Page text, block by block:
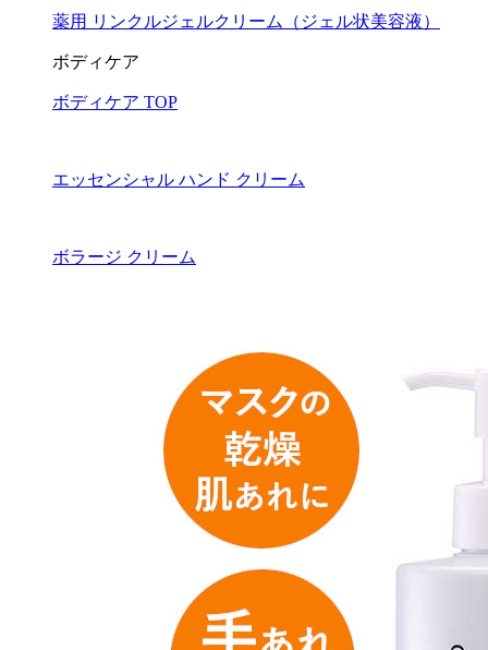
薬用 リンクルジェルクリーム（ジェル状美容液）
ボディケア
ボディケア TOP
エッセンシャル ハンド クリーム
ボラージ クリーム